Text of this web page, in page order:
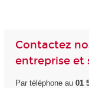
Contactez
entreprise et
Par téléphone au 01